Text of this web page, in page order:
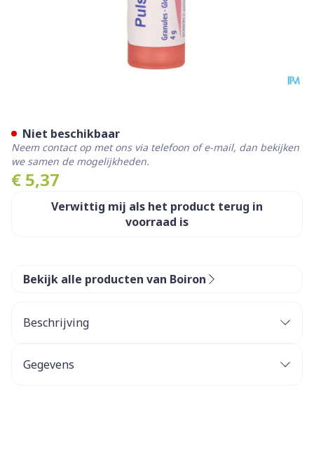
€ 5,37
Verwittig mij als het product terug in
voorraad is
Niet beschikbaar
Neem contact op met ons via telefoon of e-mail, dan bekijken
we samen de mogelijkheden.
Bekijk alle producten van Boiron
Beschrijving
Gegevens